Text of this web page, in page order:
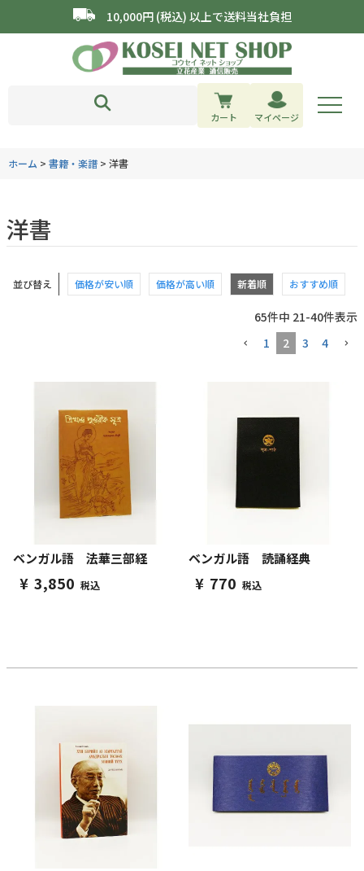
10,000円 (税込) 以上で送料当社負担
カート マイページ
ホーム 書籍・楽譜 洋書
洋書
並び替え 価格が安い順 価格が高い順 新着順 おすすめ順
65件中 21-40件表示
1
2 3 4
ベンガル語 法華三部経
¥ 3,850 税込
ベンガル語 読誦経典
¥ 770 税込